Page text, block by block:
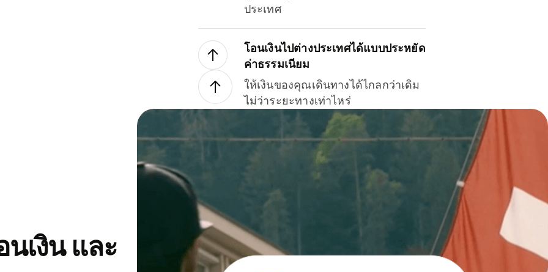
ประเทศ
โอนเงินไปต่างประเทศได้แบบประหยัด
ค่าธรรมเนียม
ให้เงินของคุณเดินทางได้ไกลกว่าเดิม
ไม่ว่าระยะทางเท่าไหร่
เงิน และ